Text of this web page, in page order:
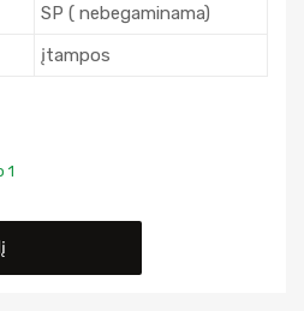
SP ( nebegaminama)
įtampos
1